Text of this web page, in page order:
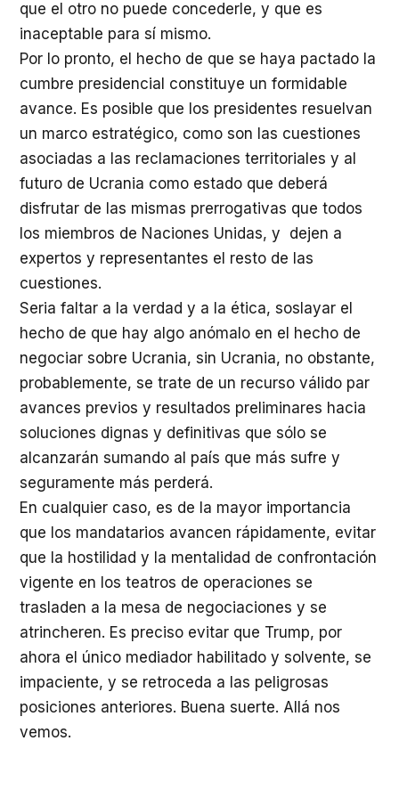
que el otro no puede concederle, y que es
inaceptable para sí mismo.
Por lo pronto, el hecho de que se haya pactado la
cumbre presidencial constituye un formidable
avance. Es posible que los presidentes resuelvan
un marco estratégico, como son las cuestiones
asociadas a las reclamaciones territoriales y al
futuro de Ucrania como estado que deberá
disfrutar de las mismas prerrogativas que todos
los miembros de Naciones Unidas, y dejen a
expertos y representantes el resto de las
cuestiones.
Seria faltar a la verdad y a la ética, soslayar el
hecho de que hay algo anómalo en el hecho de
negociar sobre Ucrania, sin Ucrania, no obstante,
probablemente, se trate de un recurso válido par
avances previos y resultados preliminares hacia
soluciones dignas y definitivas que sólo se
alcanzarán sumando al país que más sufre y
seguramente más perderá.
En cualquier caso, es de la mayor importancia
que los mandatarios avancen rápidamente, evitar
que la hostilidad y la mentalidad de confrontación
vigente en los teatros de operaciones se
trasladen a la mesa de negociaciones y se
atrincheren. Es preciso evitar que Trump, por
ahora el único mediador habilitado y solvente, se
impaciente, y se retroceda a las peligrosas
posiciones anteriores. Buena suerte. Allá nos
vemos.